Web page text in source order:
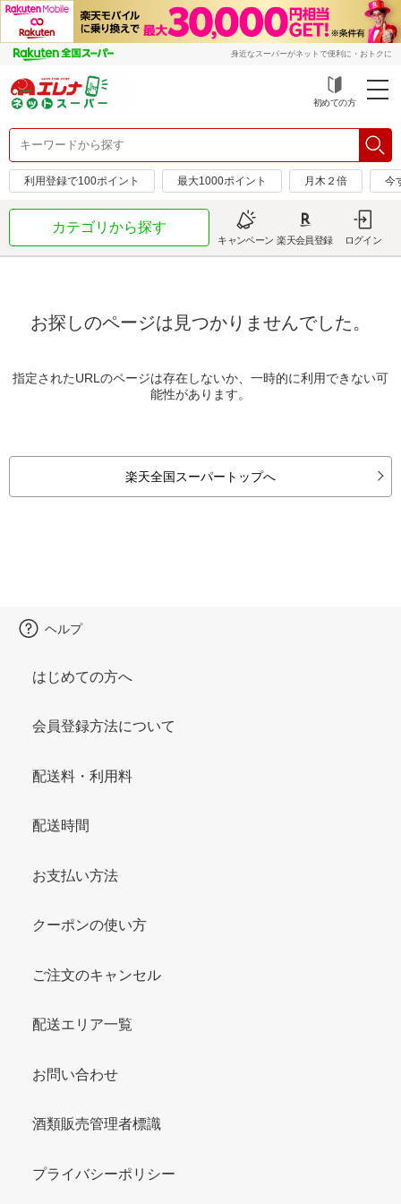
身近なスーパーがネットで便利に・おトクに
初めての方
利用登録で100ポイント 最大1000ポイント 月木２倍 今
カテゴリから探す
キャンペーン 楽天会員登録 ログイン
お探しのページは見つかりませんでした。
指定されたURLのページは存在しないか、一時的に利用できない可
能性があります。
楽天全国スーパートップへ
ヘルプ
はじめての方へ
会員登録方法について
配送料・利用料
配送時間
お支払い方法
クーポンの使い方
ご注文のキャンセル
配送エリア一覧
お問い合わせ
酒類販売管理者標識
プライバシーポリシー